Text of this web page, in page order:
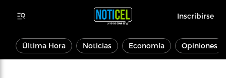
Inscribirse
Última Hora Noticias Economía Opiniones